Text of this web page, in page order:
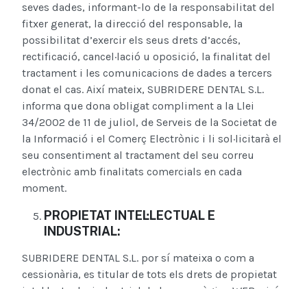
seves dades, informant-lo de la responsabilitat del
fitxer generat, la direcció del responsable, la
possibilitat d’exercir els seus drets d’accés,
rectificació, cancel·lació u oposició, la finalitat del
tractament i les comunicacions de dades a tercers
donat el cas. Així mateix, SUBRIDERE DENTAL S.L.
informa que dona obligat compliment a la Llei
34/2002 de 11 de juliol, de Serveis de la Societat de
la Informació i el Comerç Electrònic i li sol·licitarà el
seu consentiment al tractament del seu correu
electrònic amb finalitats comercials en cada
moment.
PROPIETAT INTEL·LECTUAL E
INDUSTRIAL:
SUBRIDERE DENTAL S.L. por sí mateixa o com a
cessionària, es titular de tots els drets de propietat